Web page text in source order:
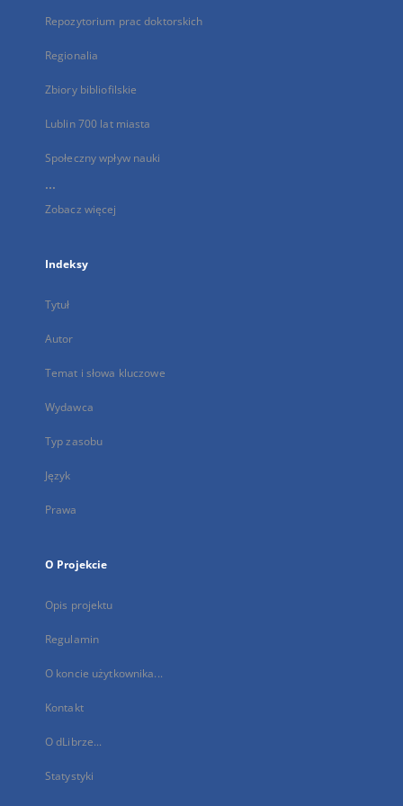
Repozytorium prac doktorskich
Regionalia
Zbiory bibliofilskie
Lublin 700 lat miasta
Społeczny wpływ nauki
...
Zobacz więcej
Indeksy
Tytuł
Autor
Temat i słowa kluczowe
Wydawca
Typ zasobu
Język
Prawa
O Projekcie
Opis projektu
Regulamin
O koncie użytkownika...
Kontakt
O dLibrze...
Statystyki